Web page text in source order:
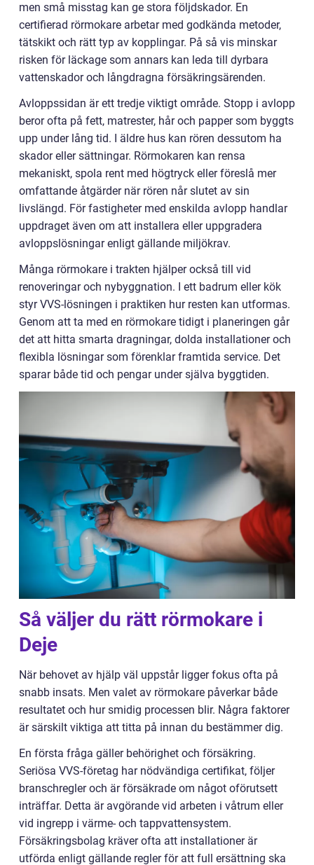
men små misstag kan ge stora följdskador. En
certifierad rörmokare arbetar med godkända metoder,
tätskikt och rätt typ av kopplingar. På så vis minskar
risken för läckage som annars kan leda till dyrbara
vattenskador och långdragna försäkringsärenden.
Avloppssidan är ett tredje viktigt område. Stopp i avlopp
beror ofta på fett, matrester, hår och papper som byggts
upp under lång tid. I äldre hus kan rören dessutom ha
skador eller sättningar. Rörmokaren kan rensa
mekaniskt, spola rent med högtryck eller föreslå mer
omfattande åtgärder när rören når slutet av sin
livslängd. För fastigheter med enskilda avlopp handlar
uppdraget även om att installera eller uppgradera
avloppslösningar enligt gällande miljökrav.
Många rörmokare i trakten hjälper också till vid
renoveringar och nybyggnation. I ett badrum eller kök
styr VVS-lösningen i praktiken hur resten kan utformas.
Genom att ta med en rörmokare tidigt i planeringen går
det att hitta smarta dragningar, dolda installationer och
flexibla lösningar som förenklar framtida service. Det
sparar både tid och pengar under själva byggtiden.
Så väljer du rätt rörmokare i
Deje
När behovet av hjälp väl uppstår ligger fokus ofta på
snabb insats. Men valet av rörmokare påverkar både
resultatet och hur smidig processen blir. Några faktorer
är särskilt viktiga att titta på innan du bestämmer dig.
En första fråga gäller behörighet och försäkring.
Seriösa VVS-företag har nödvändiga certifikat, följer
branschregler och är försäkrade om något oförutsett
inträffar. Detta är avgörande vid arbeten i våtrum eller
vid ingrepp i värme- och tappvattensystem.
Försäkringsbolag kräver ofta att installationer är
utförda enligt gällande regler för att full ersättning ska